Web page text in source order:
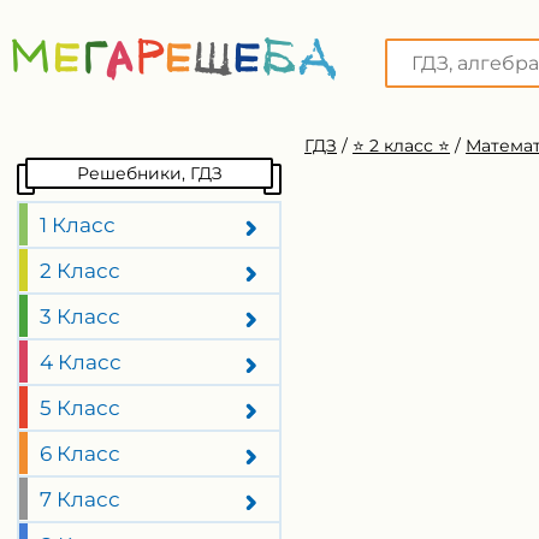
Решебники, ГДЗ
1 Класс
2 Класс
3 Класс
4 Класс
5 Класс
6 Класс
7 Класс
ГДЗ / ⭐️ 2 класс ⭐️ /